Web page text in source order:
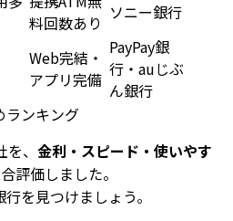
料回数あり ソニー銀行
Web完結・
アプリ完備
PayPay銀
行・auじぶ
ん銀行
ランキング
、 金利・スピード・使いやす
評価しました。
を見つけましょう。